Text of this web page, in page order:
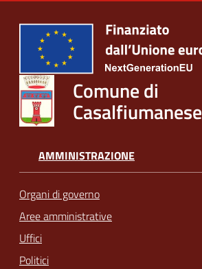
Comune di
Casalfiumanese
AMMINISTRAZIONE
Organi di governo
Aree amministrative
Uffici
Politici